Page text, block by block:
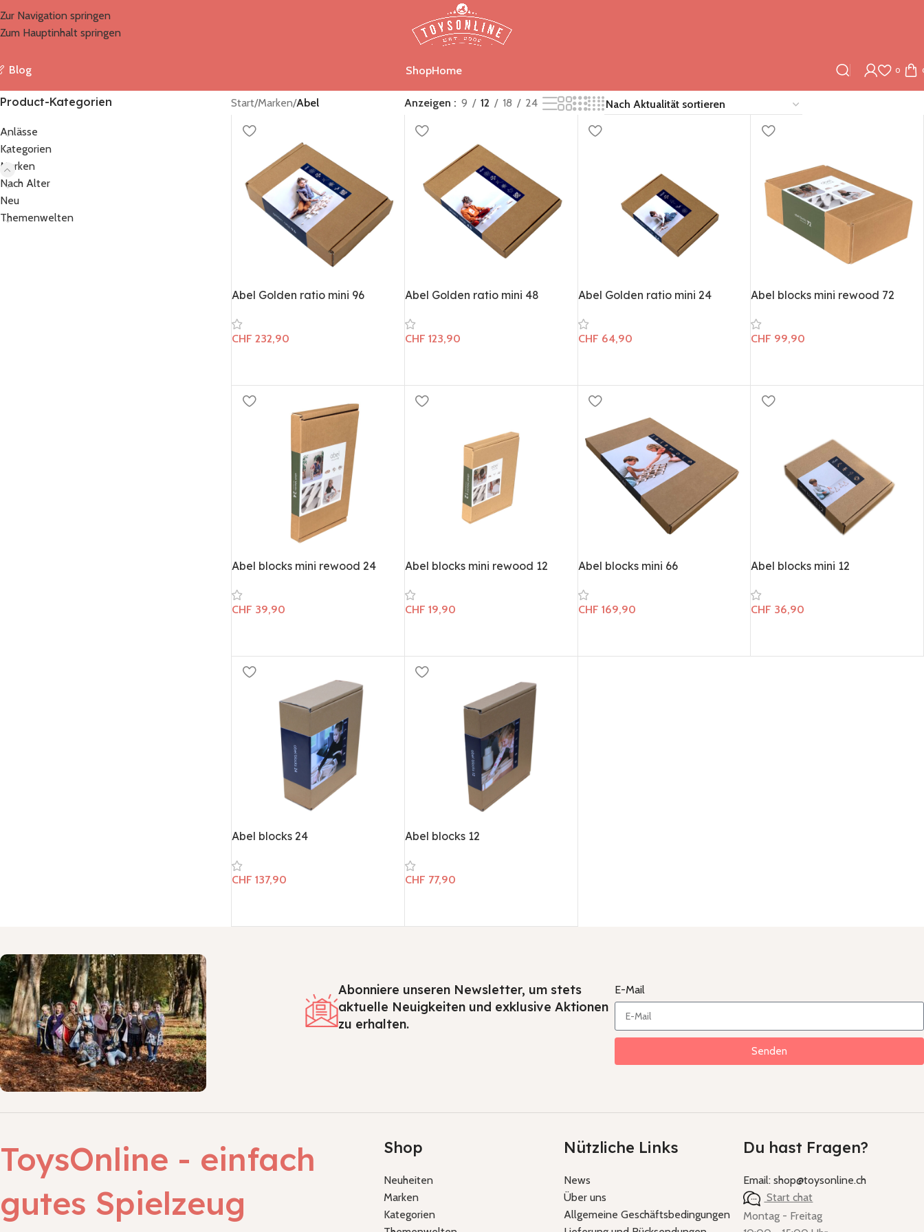
Zur Navigation springen
Zum Hauptinhalt springen
Blog ShopHome 0
Product-Kategorien
Anlässe
Kategorien
Marken
Nach Alter
Neu
Themenwelten
Start/Marken/Abel Anzeigen 9 12 18 24
Abel Golden ratio mini 96
CHF 232,90
Abel Golden ratio mini 48
CHF 123,90
Abel Golden ratio mini 24
CHF 64,90
Abel blocks mini rewood 72
CHF 99,90
Abel blocks mini rewood 24
CHF 39,90
Abel blocks mini rewood 12
CHF 19,90
Abel blocks mini 66
CHF 169,90
Abel blocks mini 12
CHF 36,90
Abel blocks 24
CHF 137,90
Abel blocks 12
CHF 77,90
Abonniere unseren Newsletter, um stets
aktuelle Neuigkeiten und exklusive Aktionen
zu erhalten.
E-Mail
Senden
ToysOnline - einfach
gutes Spielzeug
Shop
Neuheiten
Marken
Kategorien
Nützliche Links
News
Über uns
Allgemeine Geschäftsbedingungen
Du hast Fragen?
Email: shop@toysonline.ch
Start chat
Montag - Freitag